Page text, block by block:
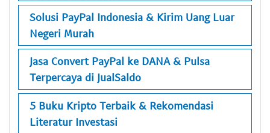
Solusi PayPal Indonesia & Kirim Uang Luar
Negeri Murah
Jasa Convert PayPal ke DANA & Pulsa
Terpercaya di JualSaldo
5 Buku Kripto Terbaik & Rekomendasi
Literatur Investasi